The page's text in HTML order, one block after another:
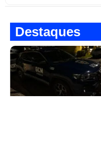
Destaques